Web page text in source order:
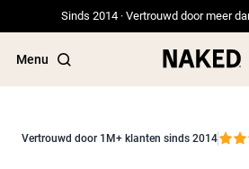
Sinds 2014 · Vertrouwd door meer
Menu
Vertrouwd door 1M+ klanten sinds 2014